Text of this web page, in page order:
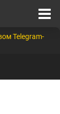
Telegram-